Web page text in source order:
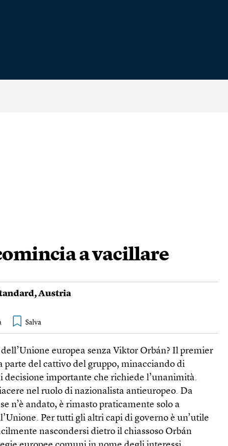
a vacillare
,Austria
europea senza Viktor Orbán? Il premier
parte del cattivo del gruppo, minacciando di
decisione importante che richiede l’unanimità.
nel ruolo di nazionalista antieuropeo. Da
n’è andato, è rimasto praticamente solo a
Per tutti gli altri capi di governo è un’utile
nascondersi dietro il chiassoso Orbán